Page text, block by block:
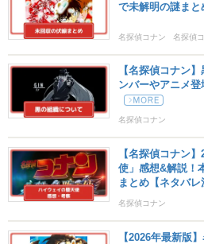
で未解明の謎まと
名探偵コナン 名探偵
黒ずくめの組織
【名探偵コナン
ンバーやアニメ登
名探偵コナン
【名探偵コナン
使」感想&解説！
まとめ【ネタバレ
名探偵コナン
【2026年最新版